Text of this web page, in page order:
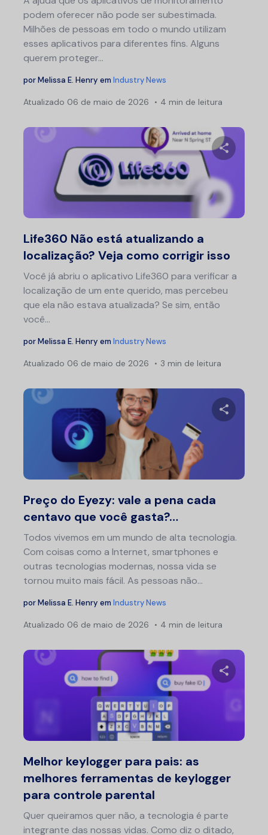
podem oferecer não pode ser subestimada.
Milhões de pessoas em todo o mundo utilizam
esses aplicativos para diferentes fins. Alguns
querem proteger...
porMelissa E. Henry em Industry News
Atualizado 06 de maio de 2026 4 min de leitura
Life360 Não está atualizando a
localização? Veja como corrigir isso
Você já abriu o aplicativo Life360 para verificar a
localização de um ente querido, mas percebeu
que ela não estava atualizada? Se sim, então
você...
porMelissa E. Henry em Industry News
Atualizado 06 de maio de 2026 3 min de leitura
Preço do Eyezy: vale a pena cada
centavo que você gasta?…
Todos vivemos em um mundo de alta tecnologia.
Com coisas como a Internet, smartphones e
outras tecnologias modernas, nossa vida se
tornou muito mais fácil. As pessoas não...
porMelissa E. Henry em Industry News
Atualizado 06 de maio de 2026 4 min de leitura
Melhor keylogger para pais: as
melhores ferramentas de keylogger
para controle parental
Quer queiramos quer não, a tecnologia é parte
integrante das nossas vidas. Como diz o ditado,